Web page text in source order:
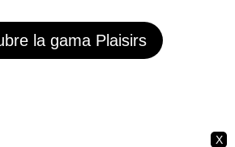
la gama Plaisirs
X